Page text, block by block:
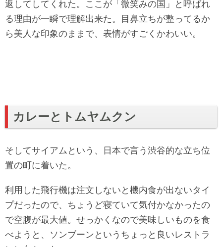
返してしてくれた。ここが「微笑みの国」と呼ばれ
る理由が一瞬で理解出来た。目鼻立ちが整ってるか
ら美人な印象のままで、表情がすごくかわいい。
カレーとトムヤムクン
そしてサイアムという、日本で言う渋谷的な立ち位
置の町に着いた。
利用した飛行機は注文しないと機内食が出ないタイ
プだったので、ちょうど寝ていて気付かなかったの
で空腹が最大値。せっかくなので美味しいものを食
べようと、ソンブーンというちょっと良いレストラ